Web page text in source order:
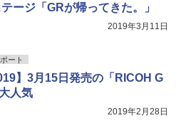
ージ「GRが帰ってきた。」
2019年3月11日
ート
】3月15日発売の「RICOH G
人気
2019年2月28日